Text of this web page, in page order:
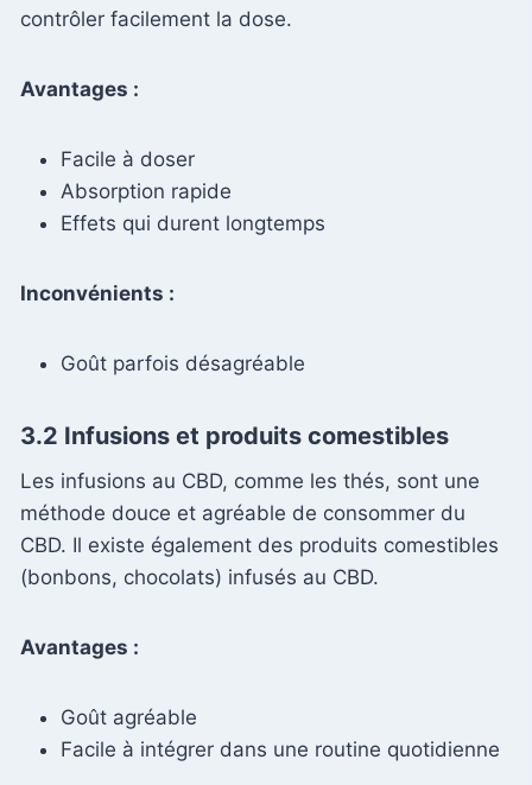
contrôler facilement la dose.
Avantages :
Facile à doser
Absorption rapide
Effets qui durent longtemps
Inconvénients :
Goût parfois désagréable
3.2 Infusions et produits comestibles
Les infusions au CBD, comme les thés, sont une
méthode douce et agréable de consommer du
CBD. Il existe également des produits comestibles
(bonbons, chocolats) infusés au CBD.
Avantages :
Goût agréable
Facile à intégrer dans une routine quotidienne